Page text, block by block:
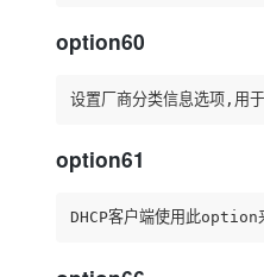
option60
设置厂商分类信息选项,用
option61
DHCP客户端使用此option